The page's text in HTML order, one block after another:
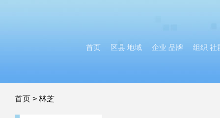
首页 区县 地域 企业 品牌 组织 社
首页 > 林芝